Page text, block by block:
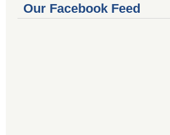
Our Facebook Feed